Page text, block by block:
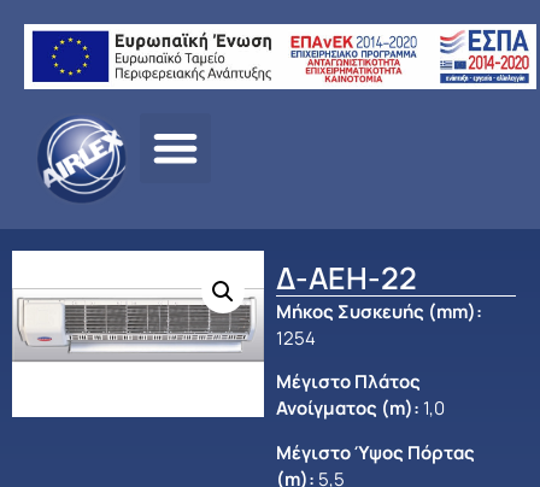
σελίδα/ΠΡΟΪΟΝΤΑ
Δ-ΑΕΗ-22
Μήκος Συσκευής (mm):
1254
Μέγιστο Πλάτος
Ανοίγματος (m): 1,0
Μέγιστο Ύψος Πόρτας
(m): 5,5